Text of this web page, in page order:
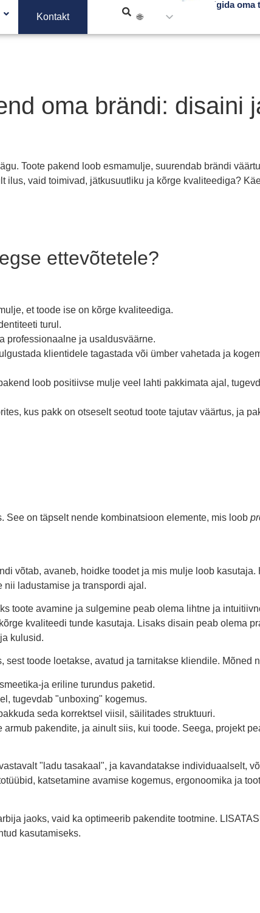
Kontakt
Jälgida
oma brändi: disaini
Toote pakend loob esmamulje, suurendab brändi
vaid toimivad, jätkusuutliku ja kõrge kvaliteediga?
ettevõtetele?
et toode ise on kõrge kvaliteediga.
turul.
professionaalne ja usaldusväärne.
klientidele tagastada või ümber vahetada ja
loob positiivse mulje veel lahti pakkimata ajal,
kus pakk on otseselt seotud toote tajutav väärtus, ja
on täpselt nende kombinatsioon elemente, mis loob
võtab, avaneb, hoidke toodet ja mis mulje loob
nii ladustamise ja transpordi ajal.
toote avamine ja sulgemine peab olema lihtne ja
kvaliteedi tunde kasutaja. Lisaks disain peab olema
kulusid.
toode loetakse, avatud ja tarnitakse kliendile. Mõned
ja eriline turundus paketid.
tugevdab "unboxing" kogemus.
seda korrektsel viisil, säilitades struktuuri.
pakendite, ja ainult siis, kui toode. Seega, projekt
"ladu tasakaal", ja kavandatakse individuaalselt,
katsetamine avamise kogemus, ergonoomika ja
jaoks, vaid ka optimeerib pakendite tootmine.
kasutamiseks.